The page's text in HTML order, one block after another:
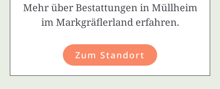
Mehr über Bestattungen in Müllheim
im Markgräflerland erfahren.
Zum Standort